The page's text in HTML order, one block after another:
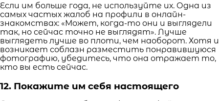
Если им больше года, не используйте их. Одна из
самых частых жалоб на профили в онлайн-
знакомствах: «Может, когда-то они и выглядели
так, но сейчас точно не выглядят». Лучше
выглядеть лучше во плоти, чем наоборот. Хотя и
возникает соблазн разместить понравившуюся
фотографию, убедитесь, что она отражает то,
кто вы есть сейчас.
12. Покажите им себя настоящего